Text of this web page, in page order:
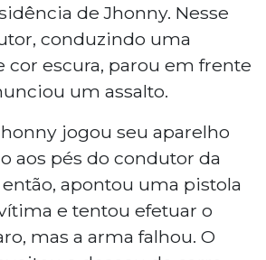
de Jhonny. Nesse
conduzindo uma
cor escura, parou em frente
um assalto.
jogou seu aparelho
aos pés do condutor da
apontou uma pistola
e tentou efetuar o
mas a arma falhou. O